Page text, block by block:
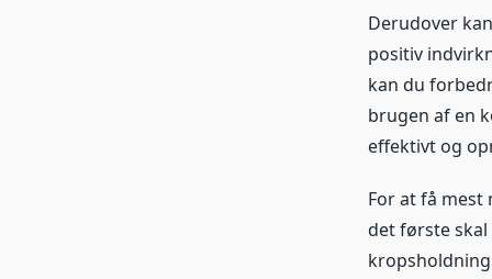
Derudover
positiv
kan du
brugen af en
effektivt og
For at få
det første